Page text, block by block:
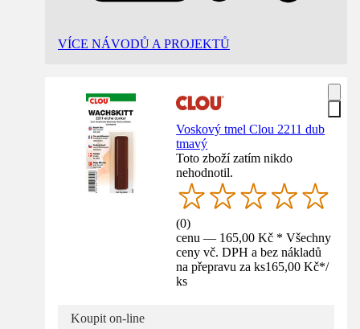
VÍCE NÁVODŮ A PROJEKTŮ
Voskový tmel Clou 2211 dub
tmavý
Toto zboží zatím nikdo
nehodnotil.
(0)
cenu — 165,00 Kč * Všechny
ceny vč. DPH a bez nákladů
na přepravu za ks165,00 Kč*/
ks
Koupit on-line